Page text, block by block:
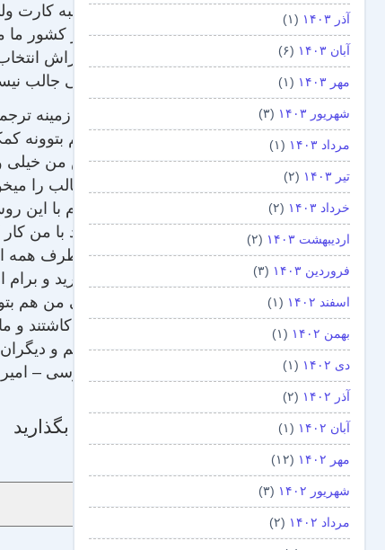
البته جالبه
فقط در کشور ما
نام را براش
هم خیلی جالب
البته در زمینه
فکر کنم بتوونه
راستش من خیلی
این مطالب را
امیدوارم با
مجبورند با من
من از طرف همه
کنار بذارید و
تا زمانی من هم
دیگران کاشتند و
ما بکاریم و
بازم مرسی – امیر
دیدگاه بگذارید
آذر ۱۴۰۳ (۱)
آبان ۱۴۰۳ (۶)
مهر ۱۴۰۳ (۱)
شهریور ۱۴۰۳ (۳)
مرداد ۱۴۰۳ (۱)
تیر ۱۴۰۳ (۲)
خرداد ۱۴۰۳ (۲)
اردیبهشت ۱۴۰۳ (۲)
فروردین ۱۴۰۳ (۳)
اسفند ۱۴۰۲ (۱)
بهمن ۱۴۰۲ (۱)
دی ۱۴۰۲ (۱)
آذر ۱۴۰۲ (۲)
آبان ۱۴۰۲ (۱)
مهر ۱۴۰۲ (۱۲)
شهریور ۱۴۰۲ (۳)
مرداد ۱۴۰۲ (۲)